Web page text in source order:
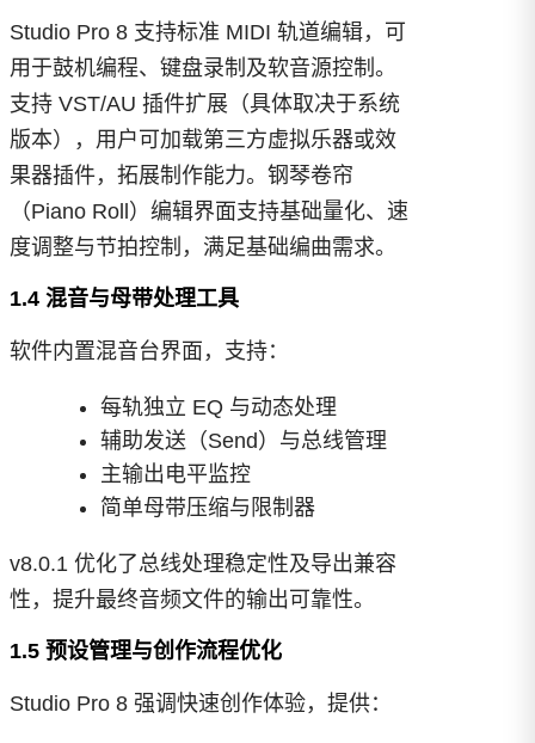
Studio Pro 8 支持标准 MIDI 轨道编辑，可
用于鼓机编程、键盘录制及软音源控制。
支持 VST/AU 插件扩展（具体取决于系统
版本），用户可加载第三方虚拟乐器或效
果器插件，拓展制作能力。钢琴卷帘
（Piano Roll）编辑界面支持基础量化、速
度调整与节拍控制，满足基础编曲需求。
1.4 混音与母带处理工具
软件内置混音台界面，支持：
每轨独立 EQ 与动态处理
辅助发送（Send）与总线管理
主输出电平监控
简单母带压缩与限制器
v8.0.1 优化了总线处理稳定性及导出兼容
性，提升最终音频文件的输出可靠性。
1.5 预设管理与创作流程优化
Studio Pro 8 强调快速创作体验，提供：